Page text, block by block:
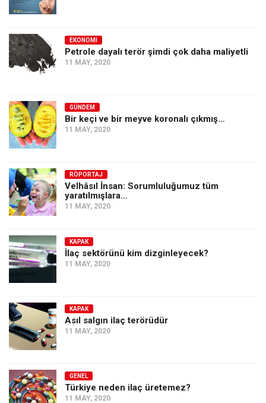
EKONOMI
Petrole dayalı terör şimdi çok daha maliyetli
11 MAY, 2020
GÜNDEM
Bir keçi ve bir meyve koronalı çıkmış…
11 MAY, 2020
RÖPORTAJ
Velhâsıl İnsan: Sorumluluğumuz tüm
yaratılmışlara…
11 MAY, 2020
KAPAK
İlaç sektörünü kim dizginleyecek?
11 MAY, 2020
KAPAK
Asıl salgın ilaç terörüdür
11 MAY, 2020
GENEL
Türkiye neden ilaç üretemez?
11 MAY, 2020